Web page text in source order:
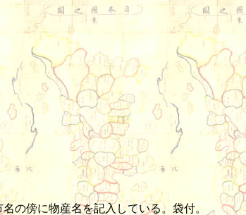
の傍に物産名を記入している。袋付。